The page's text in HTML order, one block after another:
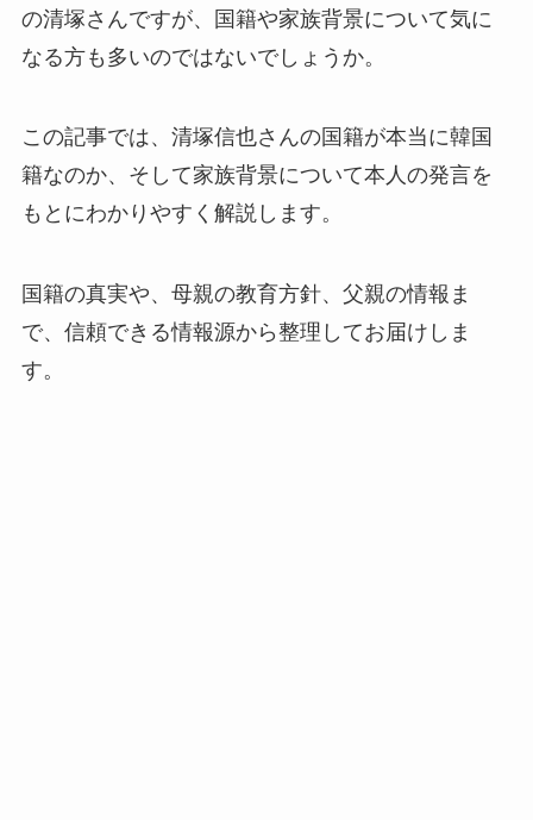
の清塚さんですが、国籍や家族背景について気に
なる方も多いのではないでしょうか。
この記事では、清塚信也さんの国籍が本当に韓国
籍なのか、そして家族背景について本人の発言を
もとにわかりやすく解説します。
国籍の真実や、母親の教育方針、父親の情報ま
で、信頼できる情報源から整理してお届けしま
す。